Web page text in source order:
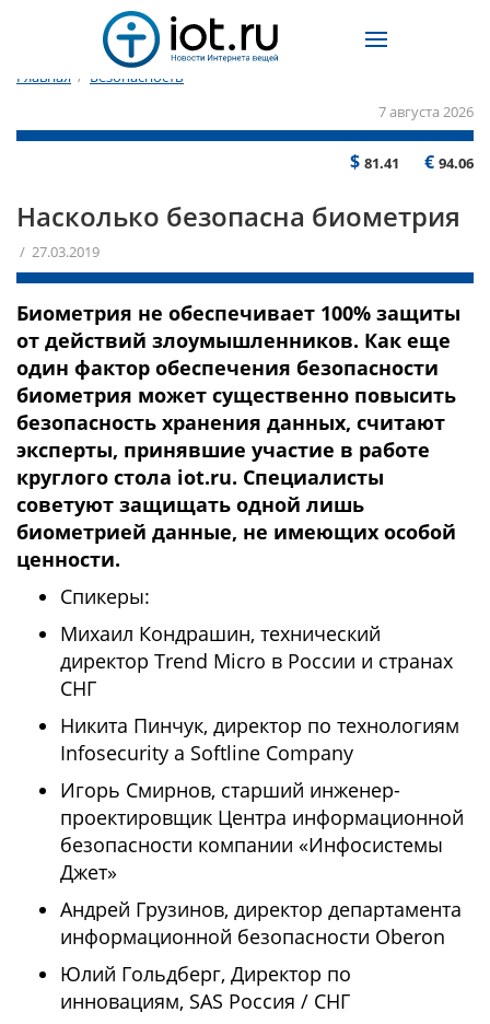
Главная / Безопасность
7 августа 2026
$ 81.41 € 94.06
Насколько безопасна биометрия
/ 27.03.2019
Биометрия не обеспечивает 100% защиты
от действий злоумышленников. Как еще
один фактор обеспечения безопасности
биометрия может существенно повысить
безопасность хранения данных, считают
эксперты, принявшие участие в работе
круглого стола iot.ru. Специалисты
советуют защищать одной лишь
биометрией данные, не имеющих особой
ценности.
Спикеры:
Михаил Кондрашин, технический
директор Trend Micro в России и странах
СНГ
Никита Пинчук, директор по технологиям
Infosecurity a Softline Company
Игорь Смирнов, старший инженер-
проектировщик Центра информационной
безопасности компании «Инфосистемы
Джет»
Андрей Грузинов, директор департамента
информационной безопасности Oberon
Юлий Гольдберг, Директор по
инновациям, SAS Россия / СНГ